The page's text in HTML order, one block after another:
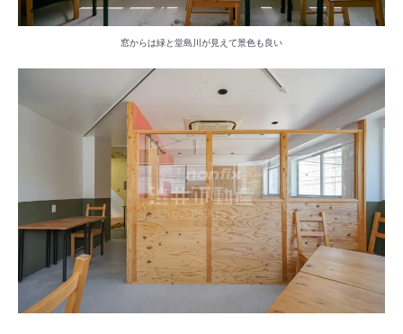
窓からは緑と堂島川が見えて景色も良い